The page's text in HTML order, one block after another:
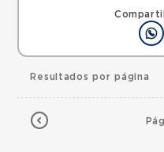
Resultados por página